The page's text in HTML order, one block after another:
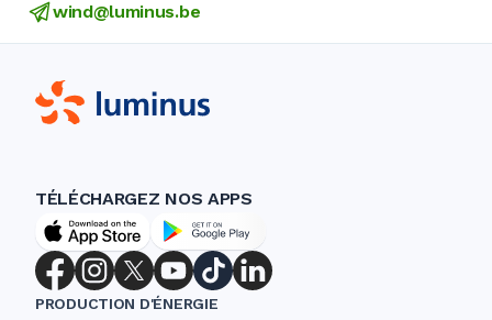
wind@luminus.be
TÉLÉCHARGEZ NOS APPS
PRODUCTION D'ÉNERGIE